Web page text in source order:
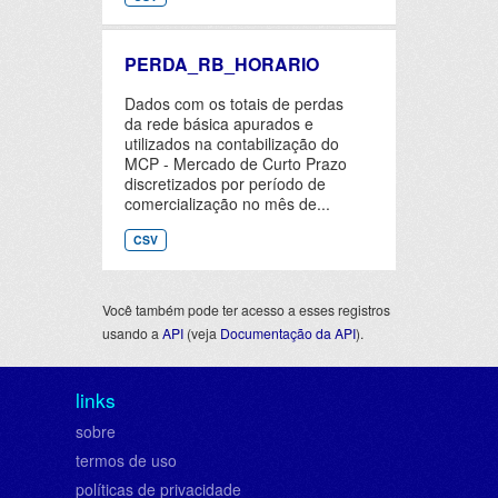
PERDA_RB_HORARIO
Dados com os totais de perdas
da rede básica apurados e
utilizados na contabilização do
MCP - Mercado de Curto Prazo
discretizados por período de
comercialização no mês de...
CSV
Você também pode ter acesso a esses registros
usando a API (veja Documentação da API).
links
sobre
termos de uso
políticas de privacidade